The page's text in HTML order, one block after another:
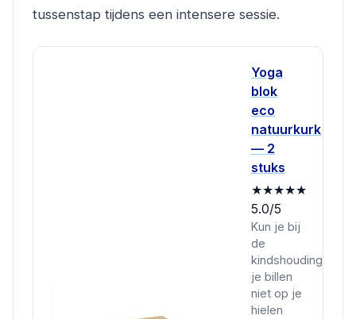
tussenstap tijdens een intensere sessie.
Yoga
blok
eco
natuurkurk
— 2
stuks
★★★★★
5.0/5
Kun je bij
de
kindshouding
je billen
niet op je
hielen